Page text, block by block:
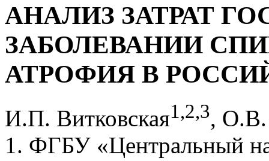
АНАЛИЗ ЗАТРАТ
ЗАБОЛЕВАНИИ
АТРОФИЯ В
И.П. Витковская1,2,3, О.В.
1. ФГБУ «Центральный